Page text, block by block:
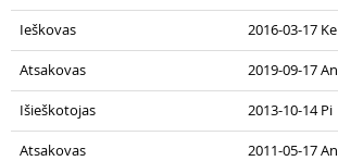
Ieškovas 2016-03-17 Ke
Atsakovas 2019-09-17 An
Išieškotojas 2013-10-14 Pi
Atsakovas 2011-05-17 An